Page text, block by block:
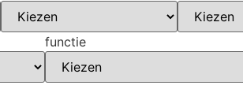
functie